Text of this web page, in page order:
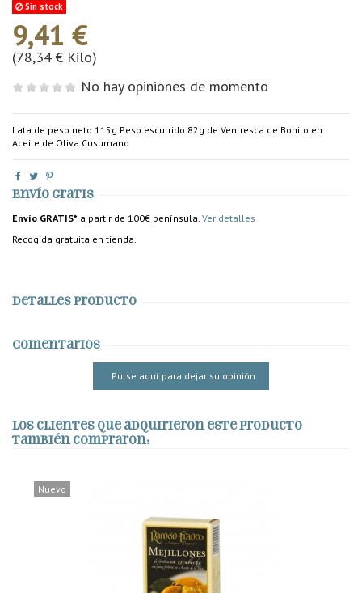
Sin stock
9,41 €
(78,34 € Kilo)
No hay opiniones de momento
Lata de peso neto 115g Peso escurrido 82g de Ventresca de Bonito en
Aceite de Oliva Cusumano
Envío gratis
Envío GRATIS* a partir de 100€ península. Ver detalles
Recogida gratuita en tienda.
Detalles producto
Comentarios
Pulse aquí para dejar su opinión
Los clientes que adquirieron este producto
también compraron:
Nuevo